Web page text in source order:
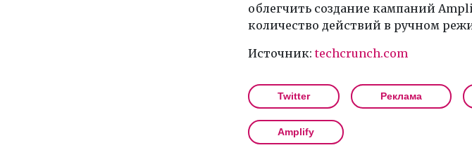
облегчить создание кампаний
количество действий в ручном
Источник:techcrunch.com
Twitter Реклама
Amplify